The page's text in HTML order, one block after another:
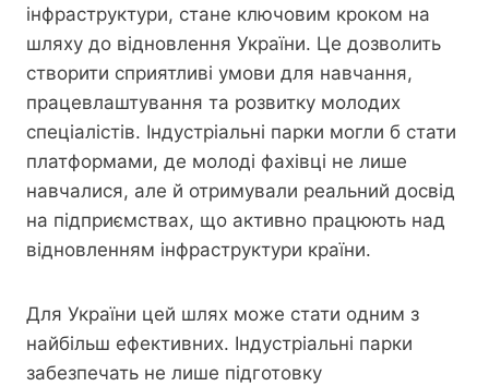
інфраструктури, стане ключовим кроком на
шляху до відновлення України. Це дозволить
створити сприятливі умови для навчання,
працевлаштування та розвитку молодих
спеціалістів. Індустріальні парки могли б стати
платформами, де молоді фахівці не лише
навчалися, але й отримували реальний досвід
на підприємствах, що активно працюють над
відновленням інфраструктури країни.
Для України цей шлях може стати одним з
найбільш ефективних. Індустріальні парки
забезпечать не лише підготовку